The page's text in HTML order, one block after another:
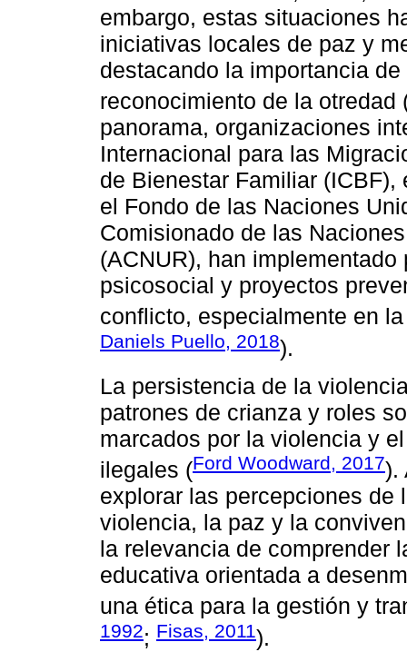
embargo, estas situaciones
iniciativas locales de paz y
destacando la importancia
reconocimiento de la otredad
panorama, organizaciones
Internacional para las
de Bienestar Familiar
el Fondo de las Naciones
Comisionado de las
(ACNUR), han
psicosocial y proyectos
conflicto, especialmente en
Daniels Puello, 2018).
La persistencia de la
patrones de crianza y roles
marcados por la violencia y
ilegales (Ford Woodward, 2017).
explorar las percepciones de
violencia, la paz y la
la relevancia de comprender
educativa orientada a
una ética para la gestión y
1992; Fisas, 2011).